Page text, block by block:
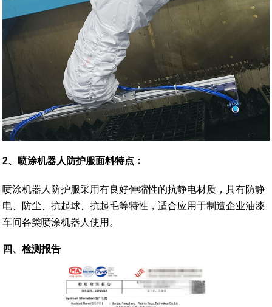
2、喷涂机器人防护服面料特点：
喷涂机器人防护服采用有良好伸缩性的抗静电材质，具有防静
电、防尘、抗起球、抗起毛等特性，适合应用于制造企业油漆
车间各类喷涂机器人使用。
四、检测报告